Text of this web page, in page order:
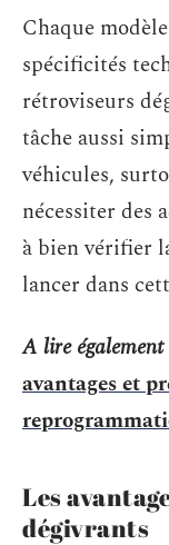
Chaque
spécificités
rétroviseurs
tâche aussi
véhicules,
nécessiter des
à bien vérifier
lancer dans
A lire
avantages et
Les
dégivrants